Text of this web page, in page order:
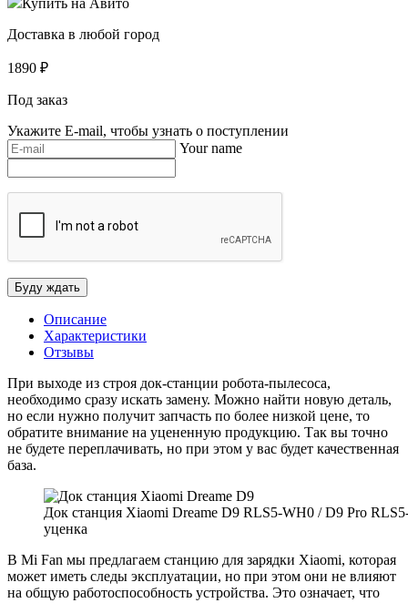
Доставка в любой город
1890 ₽
Под заказ
Укажите E-mail, чтобы узнать о поступлении
Your name
Описание
Характеристики
Отзывы
При выходе из строя док-станции робота-пылесоса,
необходимо сразу искать замену. Можно найти новую деталь,
но если нужно получит запчасть по более низкой цене, то
обратите внимание на уцененную продукцию. Так вы точно
не будете переплачивать, но при этом у вас будет качественная
база.
Док станция Xiaomi Dreame D9 RLS5-WH0 / D9 Pro
уценка
В Mi Fan мы предлагаем станцию для зарядки Xiaomi, которая
может иметь следы эксплуатации, но при этом они не влияют
на общую работоспособность устройства. Это означает, что